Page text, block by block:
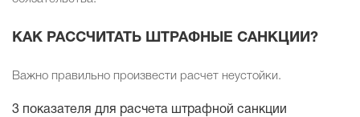
КАК РАССЧИТАТЬ ШТРАФНЫЕ САНКЦИИ?
Важно правильно произвести расчет неустойки.
3 показателя для расчета штрафной санкции